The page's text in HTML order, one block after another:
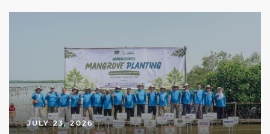
JULY 23, 2026